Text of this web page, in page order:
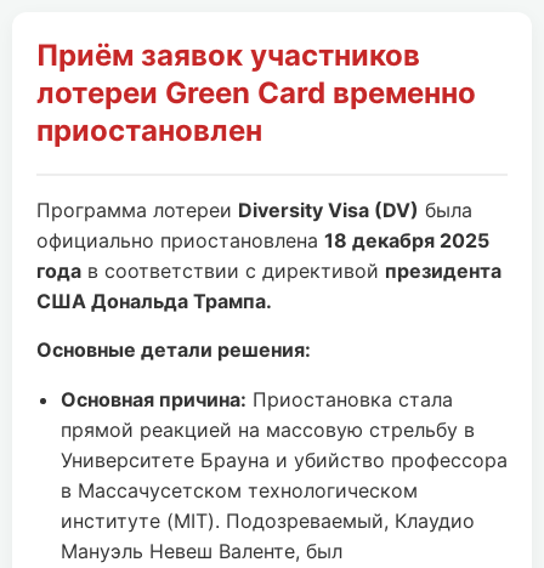
Приём заявок участников
лотереи Green Card временно
приостановлен
Программа лотереи Diversity Visa (DV) была
официально приостановлена 18 декабря 2025
года в соответствии с директивой президента
США Дональда Трампа.
Основные детали решения:
Основная причина: Приостановка стала
прямой реакцией на массовую стрельбу в
Университете Брауна и убийство профессора
в Массачусетском технологическом
институте (MIT). Подозреваемый, Клаудио
Мануэль Невеш Валенте, был